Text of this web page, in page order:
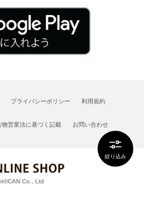
絞り込み
プライバシーポリシー 利用規約
物営業法に基づく記載 お問い合わせ
Co., Ltd